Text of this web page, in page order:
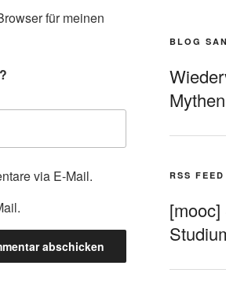
für meinen
via E-Mail.
BLOG
RSS FEED